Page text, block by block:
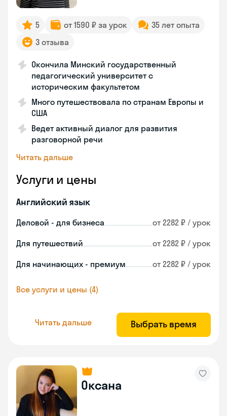
5 от 1590 ₽ за урок
35 лет опыта
3 отзыва
Окончила Минский государственный
педагогический университет с
историческим факультетом
Много путешествовала по странам Европы и
США
Ведет активный диалог для развития
разговорной речи
Читать дальше
Услуги и цены
Английский язык
Деловой - для бизнеса от 2282 ₽ / урок
Для путешествий от 2282 ₽ / урок
Для начинающих - премиум от 2282 ₽ / урок
Все услуги и цены (4)
Читать дальше Выбрать время
Оксана